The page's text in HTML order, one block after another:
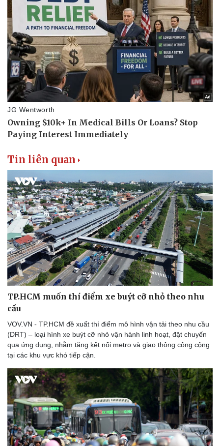
Thể thao
Bóng đá
Lịch thi đấu bóng đá
Thế giới thể thao
eSports
Hậu trường
Ô tô - Xe máy
Ô tô
Xe máy
Tư vấn
Tin liên quan
TP.HCM muốn thí điểm xe buýt cỡ nhỏ theo nhu
cầu
VOV.VN - TP.HCM đề xuất thí điểm mô hình vận tải theo nhu cầu
(DRT) – loại hình xe buýt cỡ nhỏ vận hành linh hoạt, đặt chuyến
qua ứng dụng, nhằm tăng kết nối metro và giao thông công cộng
tại các khu vực khó tiếp cận.